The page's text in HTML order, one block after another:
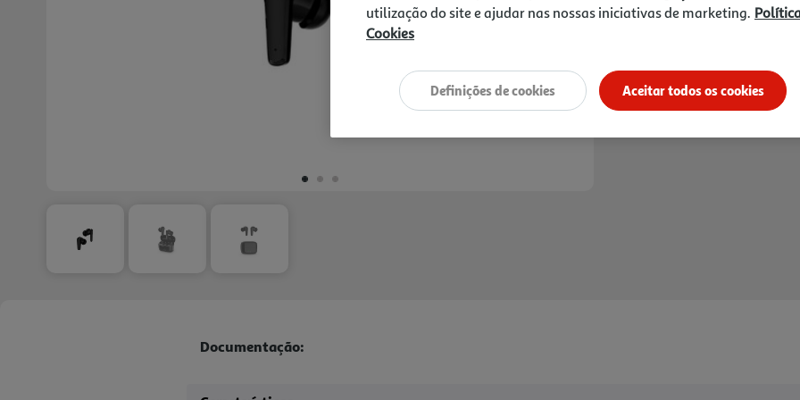
*Mediante disponibilidade de slot de
Documentação:
utilização do site e ajudar nas nossas iniciativas de marketing.
Cookies
Aceitar todos os cookies
Definições de cookies